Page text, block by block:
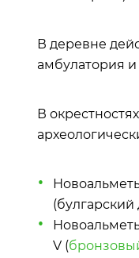
В деревне
амбулатория и
В
V (